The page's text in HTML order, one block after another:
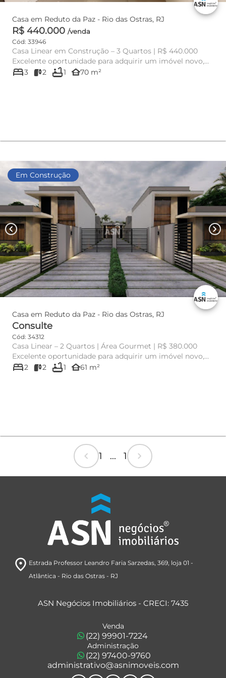
Casa em Reduto da Paz - Rio das Ostras, RJ
R$ 440.000 /venda
Cód: 33946
Casa Linear em Construção – 3 Quartos | R$ 440.000
Excelente oportunidade para adquirir um imóvel novo,
ainda em fase d...
bed3 2 bathtub1 other_houses70 m²
Em Construção
chevron_left chevron_right
Casa em Reduto da Paz - Rio das Ostras, RJ
Consulte
Cód: 34312
Casa Linear – 2 Quartos | Área Gourmet | R$ 380.000
Excelente oportunidade para adquirir um imóvel novo,
ainda em fase ...
bed2 2 bathtub1 other_houses61 m²
chevron_left 1 ... 1 chevron_right
room Estrada Professor Leandro Faria Sarzedas, 369, loja 01 -
Atlântica - Rio das Ostras- RJ
ASN Negócios Imobiliários - CRECI: 7435
Venda
(22) 99901-7224
Administração
(22) 97400-9760
administrativo@asnimoveis.com